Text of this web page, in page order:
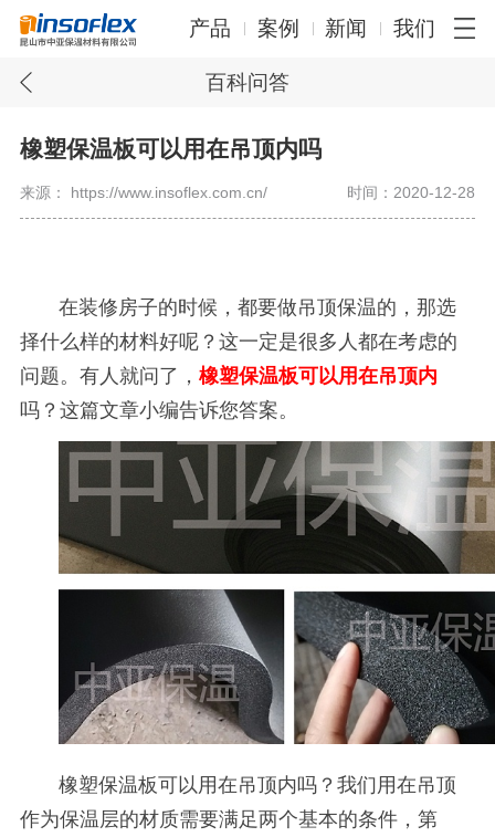
产品 案例 新闻 我们
百科问答
橡塑保温板可以用在吊顶内吗
来源： https://www.insoflex.com.cn/ 时间：2020-12-28
在装修房子的时候，都要做吊顶保温的，那选
择什么样的材料好呢？这一定是很多人都在考虑的
问题。有人就问了， 橡塑保温板可以用在吊顶内
吗？这篇文章小编告诉您答案。
橡塑保温板可以用在吊顶内吗？我们用在吊顶
作为保温层的材质需要满足两个基本的条件，第